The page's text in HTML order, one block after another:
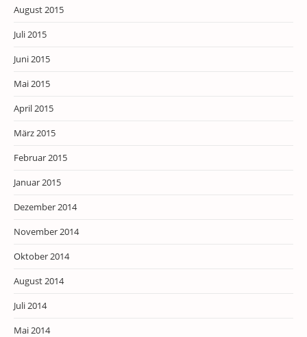
August 2015
Juli 2015
Juni 2015
Mai 2015
April 2015
März 2015
Februar 2015
Januar 2015
Dezember 2014
November 2014
Oktober 2014
August 2014
Juli 2014
Mai 2014